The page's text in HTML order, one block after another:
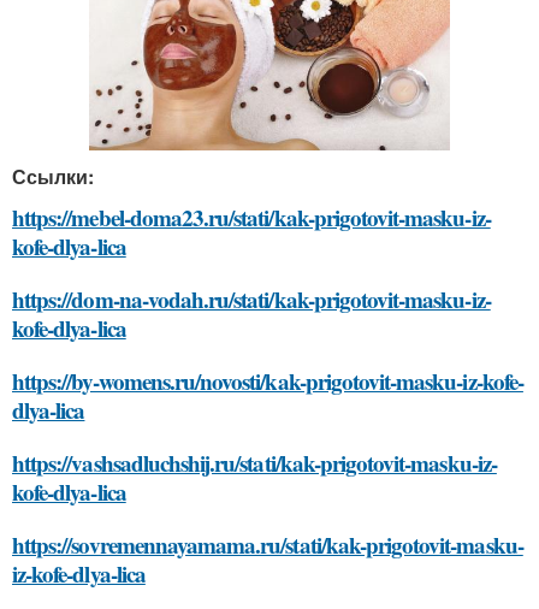
Ссылки:
https://mebel-doma23.ru/stati/kak-prigotovit-masku-iz-
kofe-dlya-lica
https://dom-na-vodah.ru/stati/kak-prigotovit-masku-iz-
kofe-dlya-lica
https://by-womens.ru/novosti/kak-prigotovit-masku-iz-kofe-
dlya-lica
https://vashsadluchshij.ru/stati/kak-prigotovit-masku-iz-
kofe-dlya-lica
https://sovremennayamama.ru/stati/kak-prigotovit-masku-
iz-kofe-dlya-lica